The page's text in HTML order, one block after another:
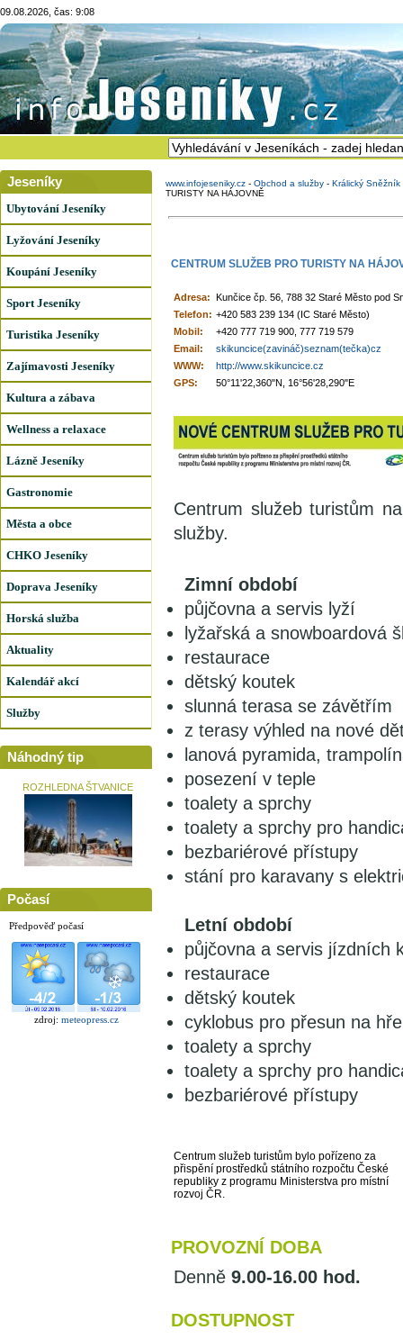
09.08.2026, čas: 9:08
Jeseníky
Ubytování Jeseníky
Lyžování Jeseníky
Koupání Jeseníky
Sport Jeseníky
Turistika Jeseníky
Zajímavosti Jeseníky
Kultura a zábava
Wellness a relaxace
Lázně Jeseníky
Gastronomie
Města a obce
CHKO Jeseníky
Doprava Jeseníky
Horská služba
Aktuality
Kalendář akcí
Služby
Náhodný tip
ROZHLEDNA ŠTVANICE
Počasí
Předpověď počasí
zdroj: meteopress.cz
www.infojeseniky.cz - Obchod a služby - Králický Sněžník
TURISTY NA HÁJOVNĚ
CENTRUM SLUŽEB PRO TURISTY NA
Adresa: Kunčice čp. 56, 788 32 Staré Město pod
Telefon: +420 583 239 134 (IC Staré Město)
Mobil:
+420 777 719 900, 777 719 579
Email:
skikuncice(zavináč)seznam(tečka)cz
WWW:
http://www.skikuncice.cz
GPS:
50°11'22,360"N, 16°56'28,290"E
Centrum služeb turistům
služby.
Zimní období
půjčovna a servis lyží
lyžařská a snowboardová
restaurace
dětský koutek
slunná terasa se závětřím
z terasy výhled na nové
lanová pyramida,
posezení v teple
toalety a sprchy
toalety a sprchy pro
bezbariérové přístupy
stání pro karavany s
Letní období
půjčovna a servis jízdních
restaurace
dětský koutek
cyklobus pro přesun na
toalety a sprchy
toalety a sprchy pro
bezbariérové přístupy
Centrum služeb turistům bylo pořízeno za
přispění prostředků státního rozpočtu České
republiky z programu Ministerstva pro místní
rozvoj ČR.
PROVOZNÍ DOBA
Denně 9.00-16.00 hod.
DOSTUPNOST